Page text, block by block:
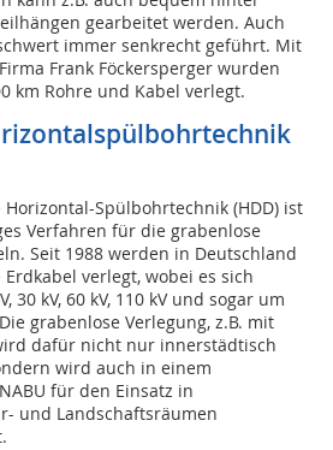
gearbeitet werden. Auch
immer senkrecht geführt. Mit
Frank Föckersperger wurden
km Rohre und Kabel verlegt.
Spülbohrtechnik (HDD) ist
Verfahren für die grabenlose
Seit 1988 werden in Deutschland
verlegt, wobei es sich
30 kV, 60 kV, 110 kV und sogar um
grabenlose Verlegung, z.B. mit
dafür nicht nur innerstädtisch
wird auch in einem
für den Einsatz in
und Landschaftsräumen